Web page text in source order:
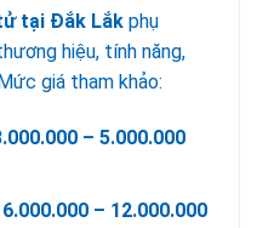
tại Đắk Lắk phụ
hiệu, tính năng,
giá tham khảo:
– 5.000.000
6.000.000 – 12.000.000